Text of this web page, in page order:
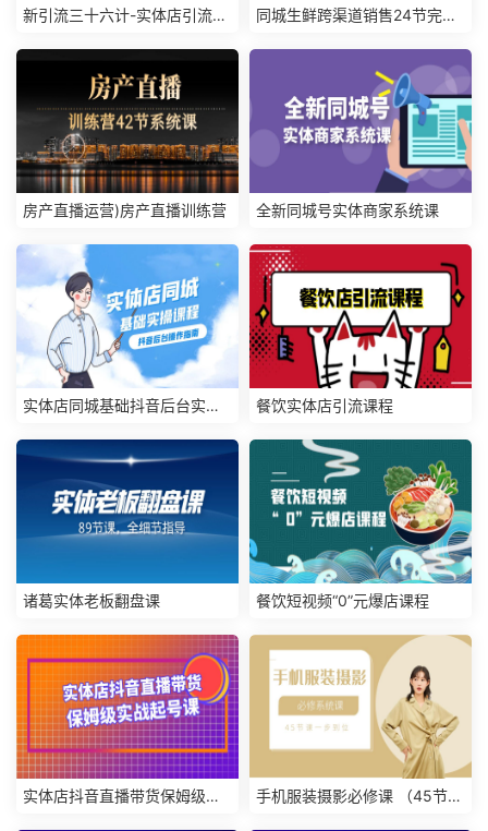
新引流三十六计-实体店引流视
同城生鲜跨渠道销售24节完整
房产直播运营)房产直播训练营 全新同城号实体商家系统课
实体店同城基础抖音后台实操
餐饮实体店引流课程
诸葛实体老板翻盘课 餐饮短视频“0”元爆店课程
实体店抖音直播带货保姆级实
手机服装摄影必修课 （45节课